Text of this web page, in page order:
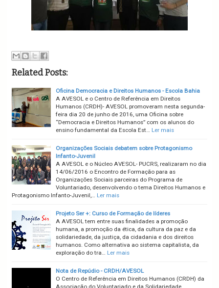
Related Posts:
Oficina Democracia e Direitos Humanos - Escola Bahia
A AVESOL e o Centro de Referência em Direitos
Humanos (CRDH)- AVESOL promoveram nesta segunda-
feira dia 20 de junho de 2016, uma Oficina sobre
“Democracia e Direitos Humanos” com os alunos do
ensino fundamental da Escola Est… Ler mais
Organizações Sociais debatem sobre Protagonismo
Infanto-Juvenil
A AVESOL e o Núcleo AVESOL- PUCRS, realizaram no dia
14/06/2016 o Encontro de Formação para as
Organizações Sociais parceiras do Programa de
Voluntariado, desenvolvendo o tema Direitos Humanos e
Protagonismo Infanto-Juvenil,… Ler mais
Projeto Ser +: Curso de Formação de líderes
A AVESOL tem entre suas finalidades a promoção
humana, a promoção da ética, da cultura da paz e da
solidariedade, da justiça, da cidadania e dos direitos
humanos. Como alternativa ao sistema capitalista, da
exploração do tra… Ler mais
Nota de Repúdio - CRDH/AVESOL
O Centro de Referência em Direitos Humanos (CRDH) da